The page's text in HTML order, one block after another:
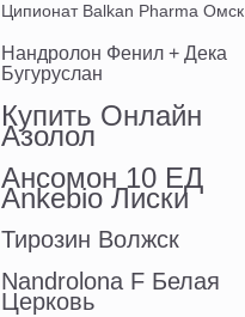
Ципионат Balkan Pharma Омск
Нандролон Фенил + Дека
Бугуруслан
Купить Онлайн
Азолол
Ансомон 10 ЕД
Ankebio Лиски
Тирозин Волжск
Nandrolona F Белая
Церковь